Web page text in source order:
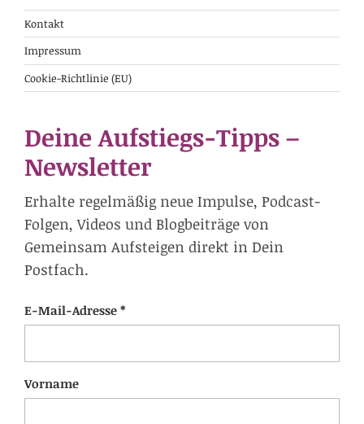
Kontakt
Impressum
Cookie-Richtlinie (EU)
Deine Aufstiegs-Tipps –
Newsletter
Erhalte regelmäßig neue Impulse, Podcast-
Folgen, Videos und Blogbeiträge von
Gemeinsam Aufsteigen direkt in Dein
Postfach.
E-Mail-Adresse *
Vorname